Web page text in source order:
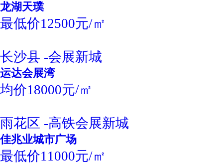
龙湖天璞
最低价12500元/㎡
长沙县 -会展新城
运达会展湾
均价18000元/㎡
雨花区 -高铁会展新城
佳兆业城市广场
最低价11000元/㎡